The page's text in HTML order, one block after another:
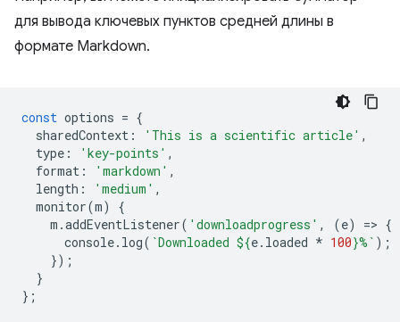
для вывода ключевых пунктов средней длины в
формате Markdown.
const options = {
sharedContext : 'This is a scientific article' ,
type : 'key-points' ,
format : 'markdown' ,
length : 'medium' ,
monitor(m)
{
m .addEventListener( 'downloadprogress' , (e) => {
console. log( `Downloaded ${e. loaded * 100}%` );
});
}
};